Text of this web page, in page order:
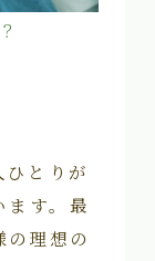
ひとりが
ます。最
理想の